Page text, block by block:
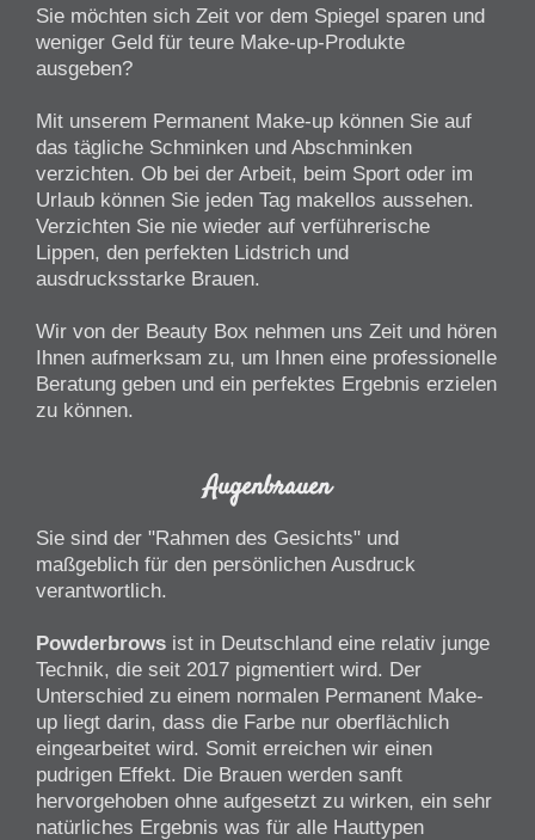
Sie möchten sich Zeit vor dem Spiegel sparen und
weniger Geld für teure Make-up-Produkte
ausgeben?
Mit unserem Permanent Make-up können Sie auf
das tägliche Schminken und Abschminken
verzichten. Ob bei der Arbeit, beim Sport oder im
Urlaub können Sie jeden Tag makellos aussehen.
Verzichten Sie nie wieder auf verführerische
Lippen, den perfekten Lidstrich und
ausdrucksstarke Brauen.
Wir von der Beauty Box nehmen uns Zeit und hören
Ihnen aufmerksam zu, um Ihnen eine professionelle
Beratung geben und ein perfektes Ergebnis erzielen
zu können.
Augenbrauen
Sie sind der "Rahmen des Gesichts" und
maßgeblich für den persönlichen Ausdruck
verantwortlich.
Powderbrows ist in Deutschland eine relativ junge
Technik, die seit 2017 pigmentiert wird. Der
Unterschied zu einem normalen Permanent Make-
up liegt darin, dass die Farbe nur oberflächlich
eingearbeitet wird. Somit erreichen wir einen
pudrigen Effekt. Die Brauen werden sanft
hervorgehoben ohne aufgesetzt zu wirken, ein sehr
natürliches Ergebnis was für alle Hauttypen